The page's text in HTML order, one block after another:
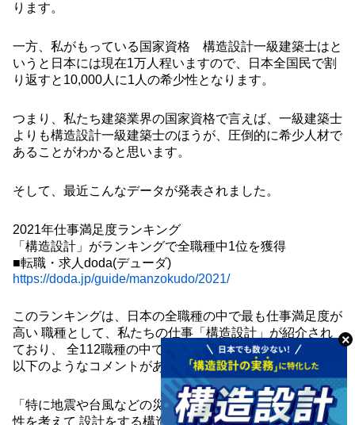
ります。
一方、私がもっている国家資格 構造設計一級建築士はと
いうと日本には現在1万人程いますので、日本全国民で割
り返すと10,000人に1人の希少性となります。
つまり、私たち建築業界の国家資格で言えば、一級建築士
よりも構造設計一級建築士のほうが、圧倒的に希少人材で
あることがわかると思います。
そして、最近こんなデータが発表されました。
2021年仕事満足度ランキング
「構造設計」がランキングで全職種中1位を獲得
■転職・求人doda(デューダ)
https://doda.jp/guide/manzokudo/2021/
このランキングは、日本の全職種の中で最も仕事満足度が
高い 職種として、私たちの仕事「構造設計」が紹介され
ており、 全112職種の中で唯一の70点台を獲得、そして
以下のようなコメントがありました。
「特に地震や台風などの災害が多くなっている昨今、安全
性を考えて 設計をする構造設計には専門スキルが要求さ